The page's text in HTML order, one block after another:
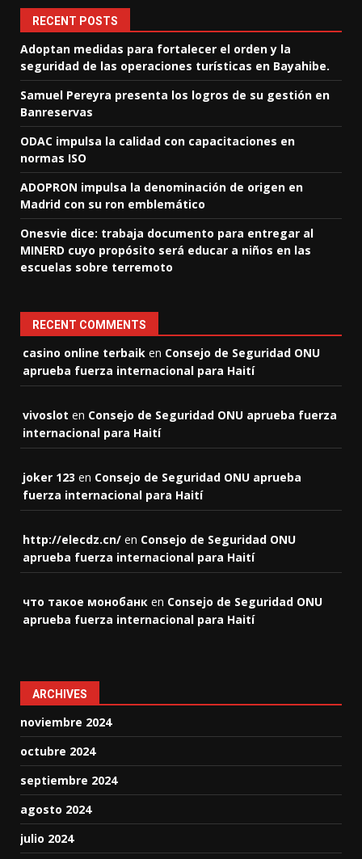
RECENT POSTS
Adoptan medidas para fortalecer el orden y la
seguridad de las operaciones turísticas en Bayahibe.
Samuel Pereyra presenta los logros de su gestión en
Banreservas
ODAC impulsa la calidad con capacitaciones en
normas ISO
ADOPRON impulsa la denominación de origen en
Madrid con su ron emblemático
Onesvie dice: trabaja documento para entregar al
MINERD cuyo propósito será educar a niños en las
escuelas sobre terremoto
RECENT COMMENTS
casino online terbaik en Consejo de Seguridad ONU
aprueba fuerza internacional para Haití
vivoslot en Consejo de Seguridad ONU aprueba fuerza
internacional para Haití
joker 123 en Consejo de Seguridad ONU aprueba
fuerza internacional para Haití
http://elecdz.cn/ en Consejo de Seguridad ONU
aprueba fuerza internacional para Haití
что такое монобанк en Consejo de Seguridad ONU
aprueba fuerza internacional para Haití
ARCHIVES
noviembre 2024
octubre 2024
septiembre 2024
agosto 2024
julio 2024